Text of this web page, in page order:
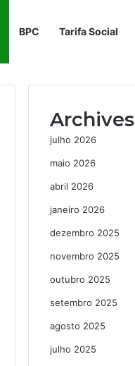
BPC Tarifa Social
Archives
julho 2026
maio 2026
abril 2026
janeiro 2026
dezembro 2025
novembro 2025
outubro 2025
setembro 2025
agosto 2025
julho 2025